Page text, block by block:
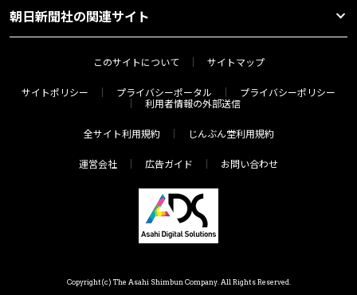
朝日新聞社の関連サイト
このサイトについて サイトマップ
サイトポリシー プライバシーポータル
プライバシーポリシー
利用者情報の外部送信
全サイト利用規約 じんぶん堂利用規約
運営会社 広告ガイド お問い合わせ
Copyright(c) The Asahi Shimbun Company. All Rights Reserved.